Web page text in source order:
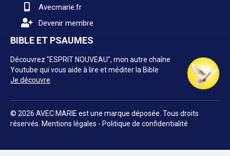
Avecmarie.fr
Devenir membre
BIBLE ET PSAUMES
Découvrez "ESPRIT NOUVEAU", mon autre chaîne
Youtube qui vous aide à lire et méditer la Bible
Je découvre
© 2026 AVEC MARIE est une marque déposée. Tous droits
réservés. Mentions légales - Politique de confidentialité